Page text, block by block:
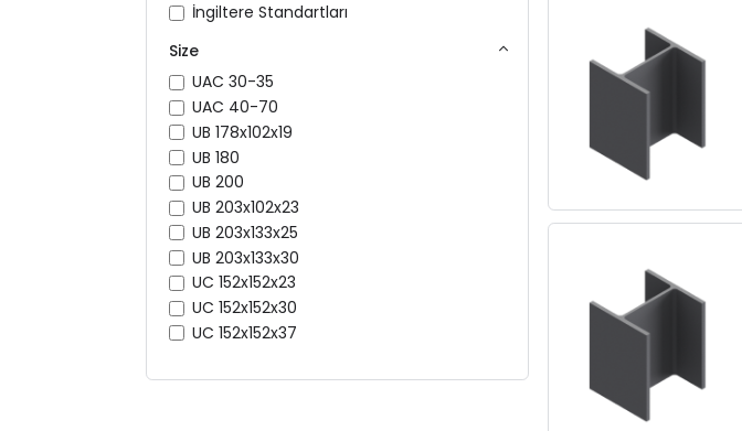
İngiltere Standartları
Size
UAC 30-35
UAC 40-70
UB 178x102x19
UB 180
UB 200
UB 203x102x23
UB 203x133x25
UB 203x133x30
UC 152x152x23
UC 152x152x30
UC 152x152x37